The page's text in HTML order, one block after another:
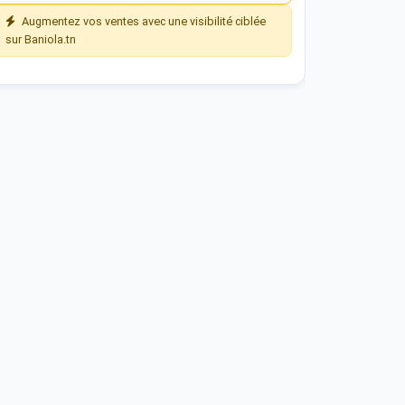
Augmentez vos ventes avec une visibilité ciblée
sur Baniola.tn